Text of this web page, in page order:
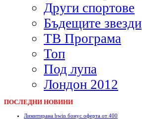
Други спортове
Бъдещите звезди
ТВ Програма
Топ
Под лупа
Лондон 2012
ПОСЛЕДНИ НОВИНИ
Лимитирана bwin бонус оферта от 400